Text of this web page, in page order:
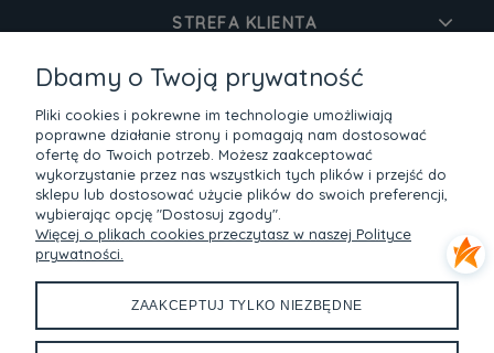
STREFA KLIENTA
O MARCE
INFORMACJE
Bezpieczne zakupy dzięki szyfrowaniu SSL
Metody płatności
Devangari w social media
Dbamy o Twoją prywatność
Pliki cookies i pokrewne im technologie umożliwiają
poprawne działanie strony i pomagają nam dostosować
ofertę do Twoich potrzeb. Możesz zaakceptować
wykorzystanie przez nas wszystkich tych plików i przejść do
sklepu lub dostosować użycie plików do swoich preferencji,
wybierając opcję "Dostosuj zgody".
Więcej o plikach cookies przeczytasz w naszej Polityce
prywatności.
ZAAKCEPTUJ TYLKO NIEZBĘDNE